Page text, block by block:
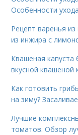
Особенности
Рецепт варенья
из инжира с
Квашеная капуста
вкусной квашеной
Как готовить
на зиму?
Лучшие
томатов. Обзор